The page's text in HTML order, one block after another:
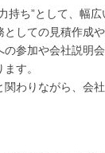
持ち”として、幅広
しての見積作成
の参加や会社説明
す。
わりながら、会